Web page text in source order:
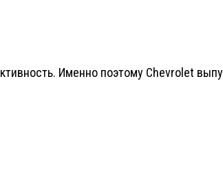
Именно поэтому Chevrolet